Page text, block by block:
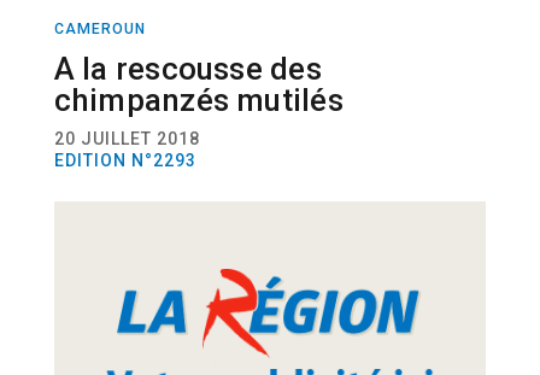
CAMEROUN
A la rescousse des
chimpanzés mutilés
20 JUILLET 2018
EDITION N°2293